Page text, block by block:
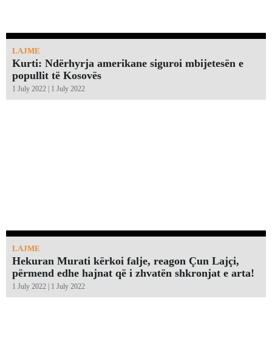
LAJME
Kurti: Ndërhyrja amerikane siguroi mbijetesën e
popullit të Kosovës
1 July 2022 | 1 July 2022
LAJME
Hekuran Murati kërkoi falje, reagon Çun Lajçi,
përmend edhe hajnat që i zhvatën shkronjat e arta!￼
1 July 2022 | 1 July 2022